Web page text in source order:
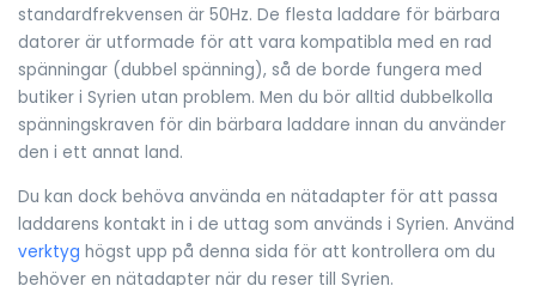
standardfrekvensen är 50Hz. De flesta laddare för bärbara
datorer är utformade för att vara kompatibla med en rad
spänningar (dubbel spänning), så de borde fungera med
butiker i Syrien utan problem. Men du bör alltid dubbelkolla
spänningskraven för din bärbara laddare innan du använder
den i ett annat land.
Du kan dock behöva använda en nätadapter för att passa
laddarens kontakt in i de uttag som används i Syrien. Använd
verktyg högst upp på denna sida för att kontrollera om du
behöver en nätadapter när du reser till Syrien.